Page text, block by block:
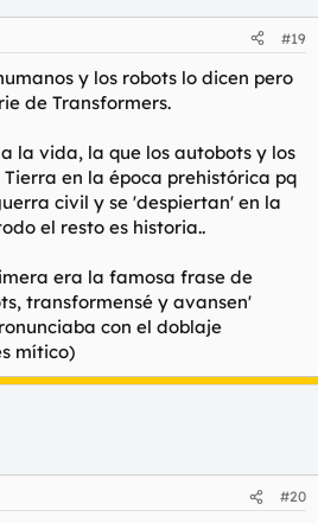
#19
y los robots lo dicen pero
de Transformers.
la vida, la que los autobots y los
en la época prehistórica pq
civil y se 'despiertan' en la
el resto es historia..
era la famosa frase de
transformensé y avansen'
con el doblaje
mítico)
#20